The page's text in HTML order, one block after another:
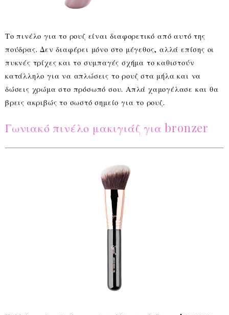
Το πινέλο για το ρουζ είναι διαφορετικό από αυτό της
πούδρας. Δεν διαφέρει μόνο στο μέγεθος, αλλά επίσης οι
πυκνές τρίχες και το συμπαγές σχήμα το καθιστούν
κατάλληλο για να απλώσεις το ρουζ στα μήλα και να
δώσεις χρώμα στο πρόσωπό σου. Απλά χαμογέλασε και θα
βρεις ακριβώς το σωστό σημείο για το ρουζ.
Γωνιακό πινέλο μακιγιάζ για bronzer